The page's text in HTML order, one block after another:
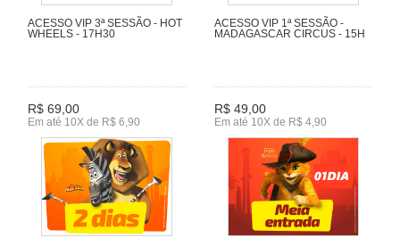
ACESSO VIP 3ª SESSÃO - HOT
WHEELS - 17H30
R$ 69,00
Em até 10X de R$ 6,90
ACESSO VIP 1ª SESSÃO -
MADAGASCAR CIRCUS - 15H
R$ 49,00
Em até 10X de R$ 4,90